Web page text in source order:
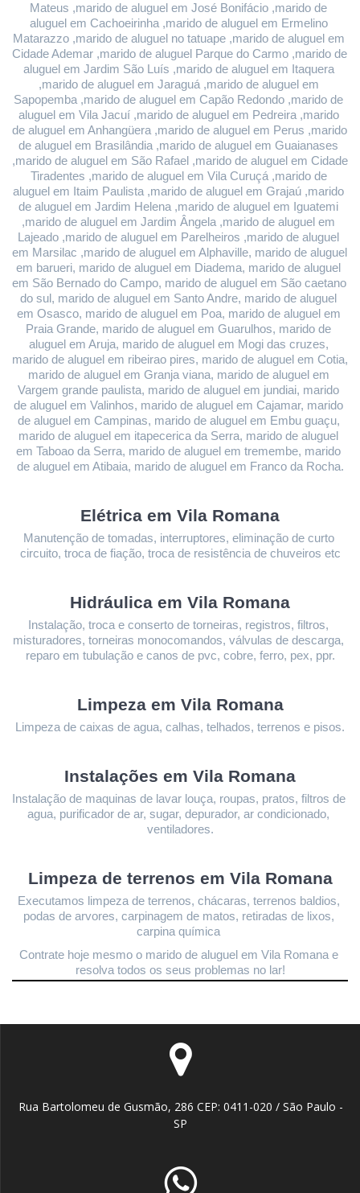
Mateus ,marido de aluguel em José Bonifácio ,marido de
aluguel em Cachoeirinha ,marido de aluguel em Ermelino
Matarazzo ,marido de aluguel no tatuape ,marido de aluguel em
Cidade Ademar ,marido de aluguel Parque do Carmo ,marido de
aluguel em Jardim São Luís ,marido de aluguel em Itaquera
,marido de aluguel em Jaraguá ,marido de aluguel em
Sapopemba ,marido de aluguel em Capão Redondo ,marido de
aluguel em Vila Jacuí ,marido de aluguel em Pedreira ,marido
de aluguel em Anhangüera ,marido de aluguel em Perus ,marido
de aluguel em Brasilândia ,marido de aluguel em Guaianases
,marido de aluguel em São Rafael ,marido de aluguel em Cidade
Tiradentes ,marido de aluguel em Vila Curuçá ,marido de
aluguel em Itaim Paulista ,marido de aluguel em Grajaú ,marido
de aluguel em Jardim Helena ,marido de aluguel em Iguatemi
,marido de aluguel em Jardim Ângela ,marido de aluguel em
Lajeado ,marido de aluguel em Parelheiros ,marido de aluguel
em Marsilac ,marido de aluguel em Alphaville, marido de aluguel
em barueri, marido de aluguel em Diadema, marido de aluguel
em São Bernado do Campo, marido de aluguel em São caetano
do sul, marido de aluguel em Santo Andre, marido de aluguel
em Osasco, marido de aluguel em Poa, marido de aluguel em
Praia Grande, marido de aluguel em Guarulhos, marido de
aluguel em Aruja, marido de aluguel em Mogi das cruzes,
marido de aluguel em ribeirao pires, marido de aluguel em Cotia,
marido de aluguel em Granja viana, marido de aluguel em
Vargem grande paulista, marido de aluguel em jundiai, marido
de aluguel em Valinhos, marido de aluguel em Cajamar, marido
de aluguel em Campinas, marido de aluguel em Embu guaçu,
marido de aluguel em itapecerica da Serra, marido de aluguel
em Taboao da Serra, marido de aluguel em tremembe, marido
de aluguel em Atibaia, marido de aluguel em Franco da Rocha.
Elétrica em Vila Romana
Manutenção de tomadas, interruptores, eliminação de curto
circuito, troca de fiação, troca de resistência de chuveiros etc
Hidráulica em Vila Romana
Instalação, troca e conserto de torneiras, registros, filtros,
misturadores, torneiras monocomandos, válvulas de descarga,
reparo em tubulação e canos de pvc, cobre, ferro, pex, ppr.
Limpeza em Vila Romana
Limpeza de caixas de agua, calhas, telhados, terrenos e pisos.
Instalações em Vila Romana
Instalação de maquinas de lavar louça, roupas, pratos, filtros de
agua, purificador de ar, sugar, depurador, ar condicionado,
ventiladores.
Limpeza de terrenos em Vila Romana
Executamos limpeza de terrenos, chácaras, terrenos baldios,
podas de arvores, carpinagem de matos, retiradas de lixos,
carpina química
Contrate hoje mesmo o marido de aluguel em Vila Romana e
resolva todos os seus problemas no lar!
Rua Bartolomeu de Gusmão, 286 CEP: 0411-020 / São Paulo -
SP